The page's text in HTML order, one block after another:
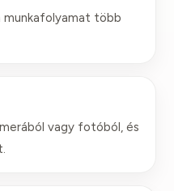
munkafolyamat több
vagy fotóból, és